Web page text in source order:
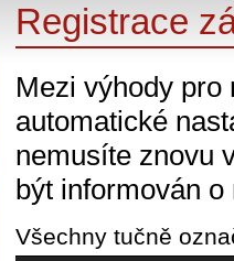
Registrace
Mezi výhody
automatické
nemusíte znovu
být informován
Všechny tučně